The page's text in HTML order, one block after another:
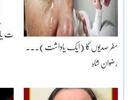
ت یا ٹ
سفر صدیوں کا (ایک یاداشت)۔۔۔
رضوان شاہ